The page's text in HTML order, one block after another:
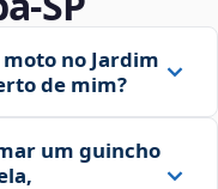
no Jardim
de mim?
um guincho